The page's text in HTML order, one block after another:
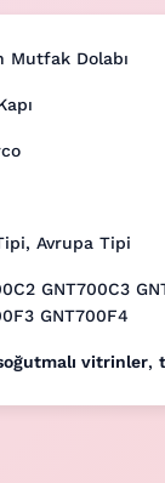
Mutfak Dolabı
Avrupa Tipi
GNT700C3
GNT700F4
vitrinler,